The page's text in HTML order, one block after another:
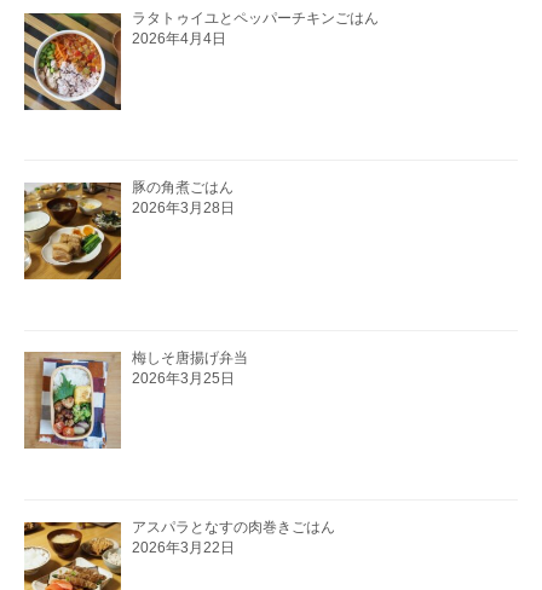
ラタトゥイユとペッパーチキンごはん
2026年4月4日
豚の角煮ごはん
2026年3月28日
梅しそ唐揚げ弁当
2026年3月25日
アスパラとなすの肉巻きごはん
2026年3月22日